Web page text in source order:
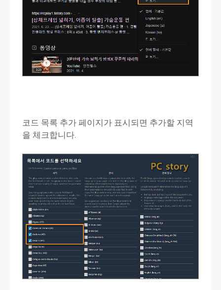
코드 목록 추가 페이지가 표시되면 추가할 지역
을 체크합니다.